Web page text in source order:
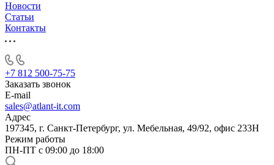
Новости
Статьи
Контакты
+7 812 500-75-75
Заказать звонок
E-mail
sales@atlant-it.com
Адрес
197345, г. Санкт-Петербург, ул. Мебельная, 49/92, офис 233Н
Режим работы
ПН-ПТ с 09:00 до 18:00